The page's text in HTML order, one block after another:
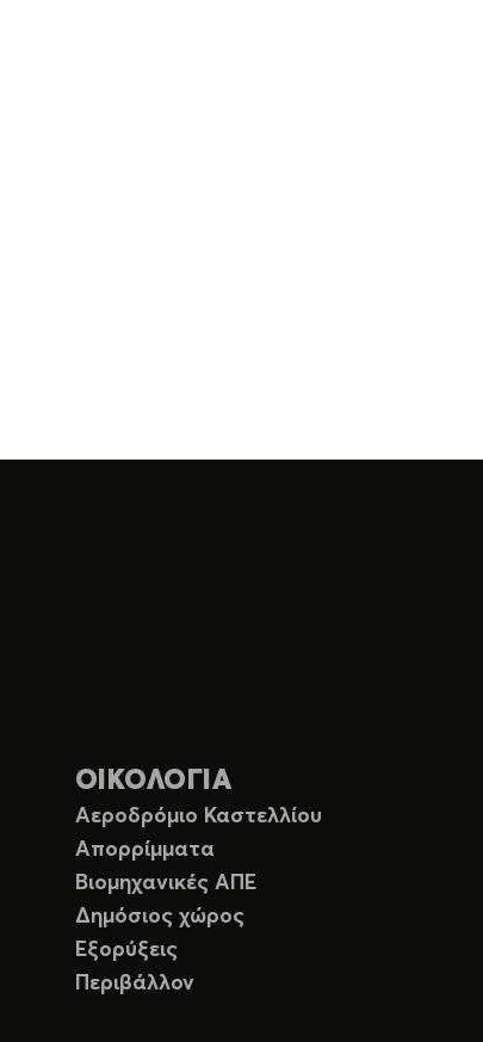
ΟΙΚΟΛΟΓΙΑ
Αεροδρόμιο Καστελλίου
Απορρίμματα
Βιομηχανικές ΑΠΕ
Δημόσιος χώρος
Εξορύξεις
Περιβάλλον